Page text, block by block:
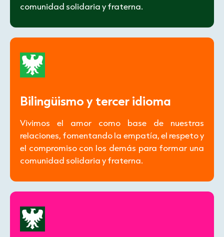
comunidad solidaria y fraterna.
Bilingüismo y tercer idioma
Vivimos el amor como base de nuestras
relaciones, fomentando la empatía, el respeto y
el compromiso con los demás para formar una
comunidad solidaria y fraterna.